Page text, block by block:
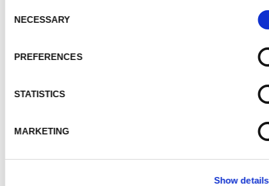
Selection
NECESSARY
PREFERENCES
STATISTICS
MARKETING
Show details
Les voix de la MPR
"Pour moi, il s'agit vraiment d'un handicap invisible.